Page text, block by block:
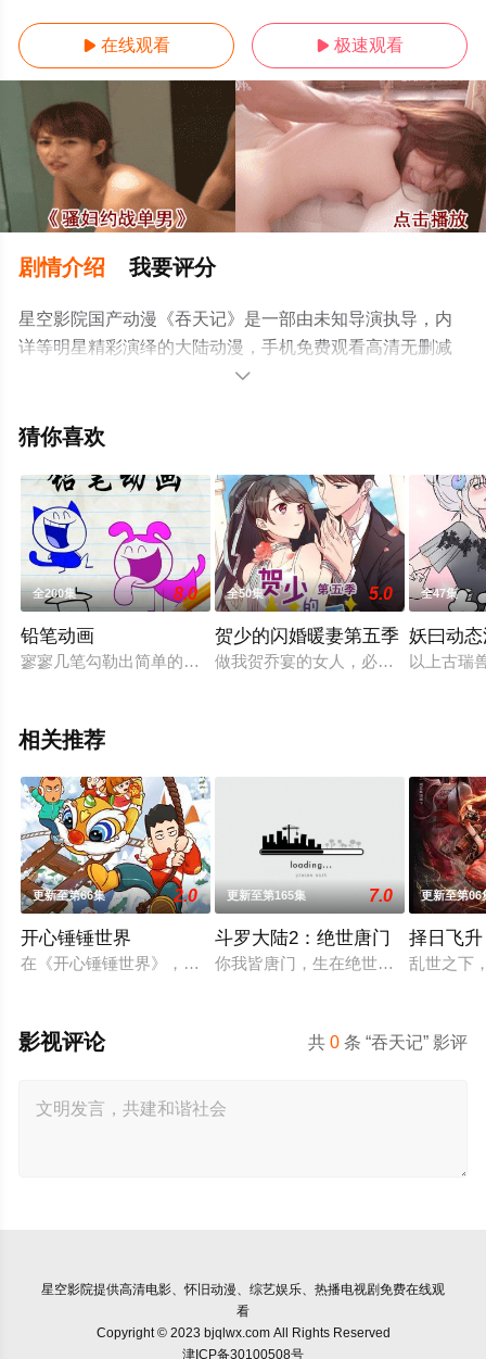
 在线观看  极速观看
剧情介绍 我要评分
星空影院国产动漫《吞天记》是一部由未知导演执导，内
详等明星精彩演绎的大陆动漫，手机免费观看高清无删减
完整版动漫全集就上星空影视，更多相关信息可移步至豆

猜你喜欢
全200集 8.0
铅笔动画
寥寥几笔勾勒出简单的人物，剧情生动有趣，展现了铅笔人或悠
全50集 5.0
贺少的闪婚暖妻第五季
做我贺乔宴的女人，必须满足三个条
全47集
妖曰动
以上古瑞
相关推荐
更新至第66集 2.0
开心锤锤世界
在《开心锤锤世界》，生活着乐观善良的少年锤锤和他性格各异
更新至第165集 7.0
斗罗大陆2：绝世唐门
你我皆唐门，生在绝世中——腾讯视
更新至第06
择日飞升
乱世之下
共0 条 “吞天记” 影评
影视评论
星空影院提供高清电影、怀旧动漫、综艺娱乐、热播电视剧免费在线观
看
Copyright © 2023 bjqlwx.com All Rights Reserved
津ICP备30100508号